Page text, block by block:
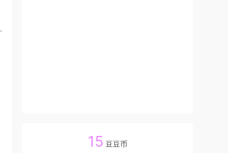
15 豆豆币